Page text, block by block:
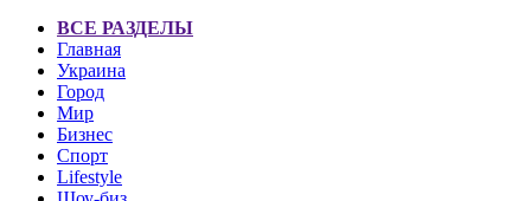
ВСЕ РАЗДЕЛЫ
Главная
Украина
Город
Мир
Бизнес
Спорт
Lifestyle